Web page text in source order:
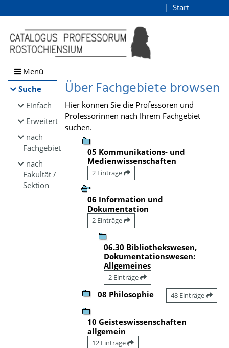
Browsen
direkt zum Inhalt
Start
Menü
Suche
Einfach
Erweitert
nach
Fachgebiet
nach
Fakultät /
Sektion
Über Fachgebiete browsen
Hier können Sie die Professoren und
Professorinnen nach Ihrem Fachgebiet
suchen.
05 Kommunikations- und
Medienwissenschaften
2 Einträge
06 Information und
Dokumentation
2 Einträge
06.30 Bibliothekswesen,
Dokumentationswesen:
Allgemeines
2 Einträge
08 Philosophie 48 Einträge
10 Geisteswissenschaften
allgemein
12 Einträge